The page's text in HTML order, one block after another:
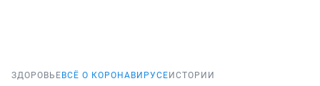
ЗДОРОВЬЕ ВСЁ О КОРОНАВИРУСЕ ИСТОРИИ